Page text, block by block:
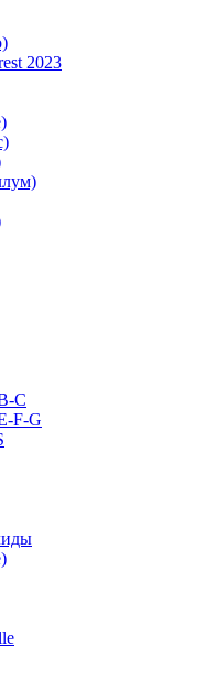
2023
C
F-G